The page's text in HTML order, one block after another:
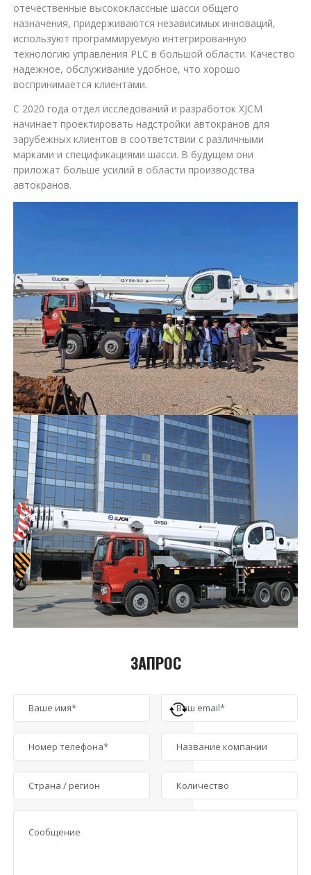
отечественные высококлассные шасси общего
назначения, придерживаются независимых инноваций,
используют программируемую интегрированную
технологию управления PLC в большой области. Качество
надежное, обслуживание удобное, что хорошо
воспринимается клиентами.
С 2020 года отдел исследований и разработок XJCM
начинает проектировать надстройки автокранов для
зарубежных клиентов в соответствии с различными
марками и спецификациями шасси. В будущем они
приложат больше усилий в области производства
автокранов.
ЗАПРОС